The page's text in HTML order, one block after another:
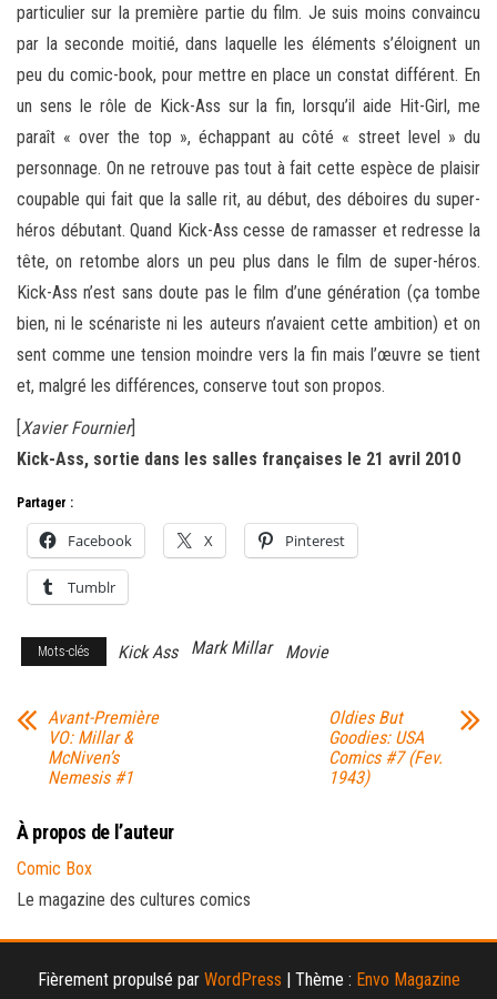
particulier sur la première partie du film. Je suis moins convaincu
par la seconde moitié, dans laquelle les éléments s’éloignent un
peu du comic-book, pour mettre en place un constat différent. En
un sens le rôle de Kick-Ass sur la fin, lorsqu’il aide Hit-Girl, me
paraît « over the top », échappant au côté « street level » du
personnage. On ne retrouve pas tout à fait cette espèce de plaisir
coupable qui fait que la salle rit, au début, des déboires du super-
héros débutant. Quand Kick-Ass cesse de ramasser et redresse la
tête, on retombe alors un peu plus dans le film de super-héros.
Kick-Ass n’est sans doute pas le film d’une génération (ça tombe
bien, ni le scénariste ni les auteurs n’avaient cette ambition) et on
sent comme une tension moindre vers la fin mais l’œuvre se tient
et, malgré les différences, conserve tout son propos.
[Xavier Fournier]
Kick-Ass, sortie dans les salles françaises le 21 avril 2010
Partager :
Facebook X Pinterest
Tumblr
Mots-clés Kick Ass Mark Millar Movie
Avant-Première
VO: Millar &
McNiven’s
Nemesis #1
Oldies But
Goodies: USA
Comics #7 (Fev.
1943)
À propos de l’auteur
Comic Box
Le magazine des cultures comics
Fièrement propulsé par WordPress | Thème : Envo Magazine